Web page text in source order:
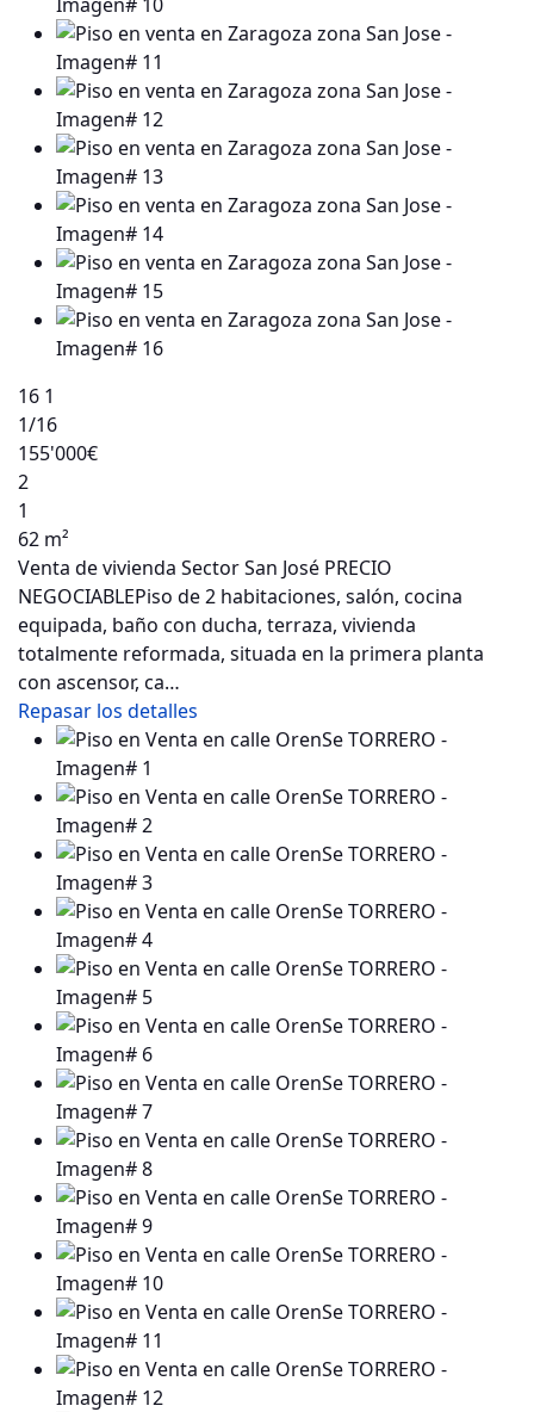
16 1
1/16
155'000€
2
1
62 m²
Venta de vivienda Sector San José PRECIO
NEGOCIABLEPiso de 2 habitaciones, salón, cocina
equipada, baño con ducha, terraza, vivienda
totalmente reformada, situada en la primera planta
con ascensor, ca…
Repasar los detalles